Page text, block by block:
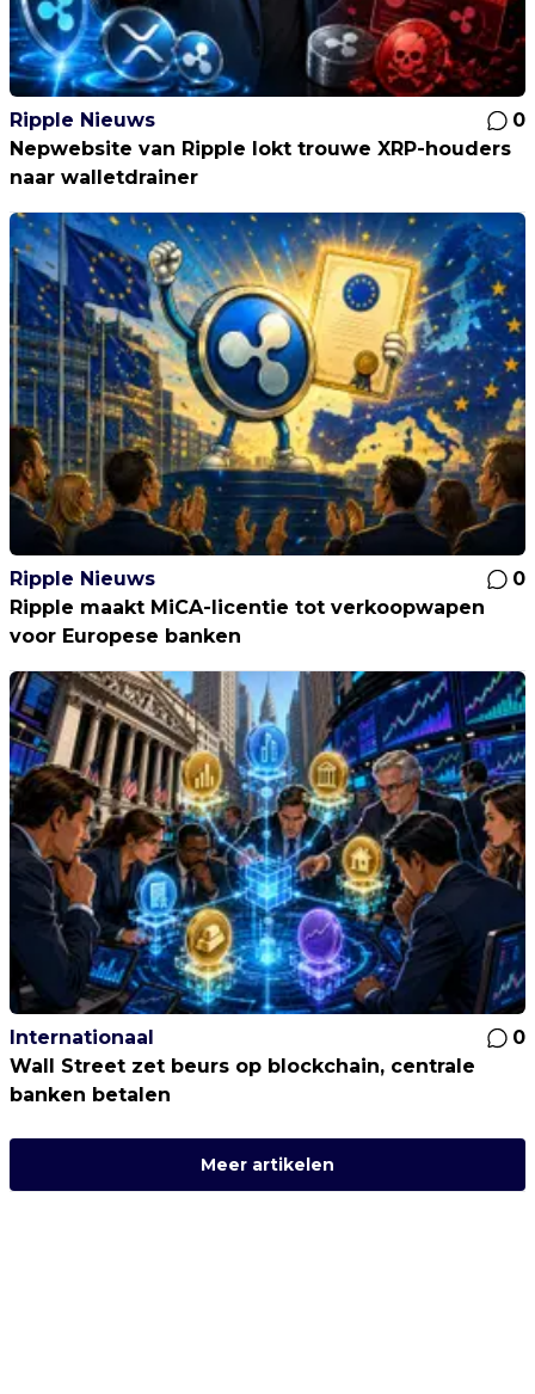
Ripple Nieuws
0
Nepwebsite van Ripple lokt trouwe XRP-houders
naar walletdrainer
Ripple Nieuws
0
Ripple maakt MiCA-licentie tot verkoopwapen
voor Europese banken
Internationaal
0
Wall Street zet beurs op blockchain, centrale
banken betalen
Meer artikelen